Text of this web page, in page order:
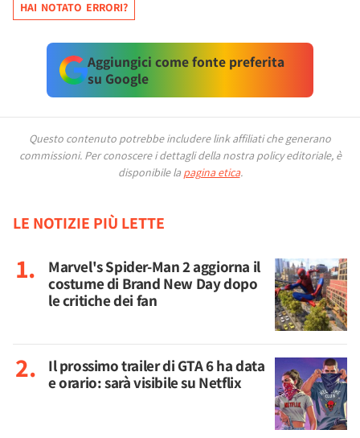
HAI NOTATO ERRORI?
Aggiungici come fonte preferita
su Google
Questo contenuto potrebbe includere link affiliati che generano
commissioni. Per conoscere i dettagli della nostra policy editoriale, è
disponibile la pagina etica.
LE NOTIZIE PIÙ LETTE
Marvel's Spider-Man 2 aggiorna il
costume di Brand New Day dopo
le critiche dei fan
Il prossimo trailer di GTA 6 ha data
e orario: sarà visibile su Netflix